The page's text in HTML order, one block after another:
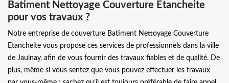
Batiment Nettoyage Couverture Etancheite
pour vos travaux ?
Notre entreprise de couverture Batiment Nettoyage Couverture
Etancheite vous propose ces services de professionnels dans la ville
de Jaulnay, afin de vous fournir des travaux fiables et de qualité. De
plus, même si vous sentez que vous pouvez effectuer les travaux